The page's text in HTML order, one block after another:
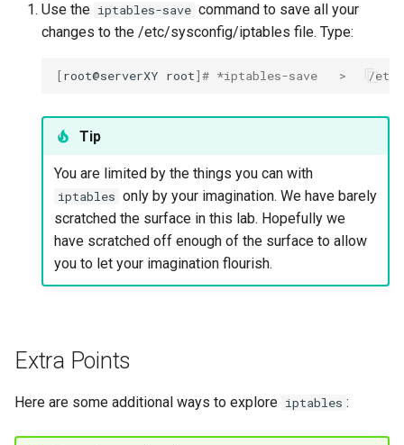
Use the iptables-save command to save all your
changes to the /etc/sysconfig/iptables file. Type:
[root@serverXY root]# *iptables-save   >   /etc/
Tip
You are limited by the things you can with
iptables only by your imagination. We have barely
scratched the surface in this lab. Hopefully we
have scratched off enough of the surface to allow
you to let your imagination flourish.
Extra Points
Here are some additional ways to explore iptables :